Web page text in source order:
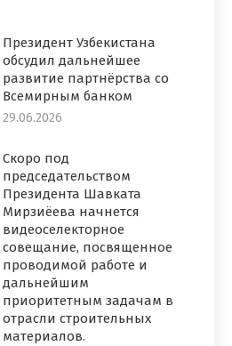
Президент Узбекистана
обсудил дальнейшее
развитие партнёрства со
Всемирным банком
29.06.2026
Скоро под
председательством
Президента Шавката
Мирзиёева начнется
видеоселекторное
совещание, посвященное
проводимой работе и
дальнейшим
приоритетным задачам в
отрасли строительных
материалов.